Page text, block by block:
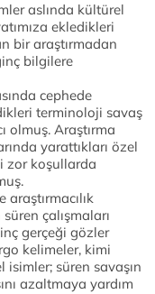
aslında kültürel
ekledikleri
bir araştırmadan
bilgilere
cephede
terminoloji savaş
olmuş. Araştırma
yarattıkları özel
zor koşullarda
çalışmaları
gerçeği gözler
kelimeler, kimi
süren savaşın
azaltmaya yardım